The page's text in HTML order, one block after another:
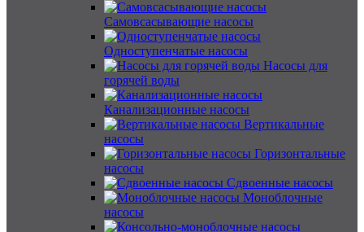
Самовсасывающие насосы
Одноступенчатые насосы
Насосы для
горячей воды
Канализационные насосы
Вертикальные
насосы
Горизонтальные
насосы
Сдвоенные насосы
Моноблочные
насосы